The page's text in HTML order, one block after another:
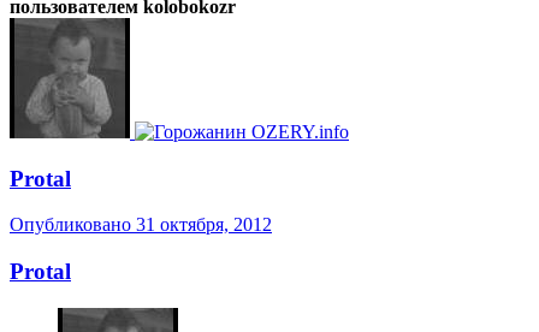
пользователем kolobokozr
Protal
Опубликовано 31 октября, 2012
Protal